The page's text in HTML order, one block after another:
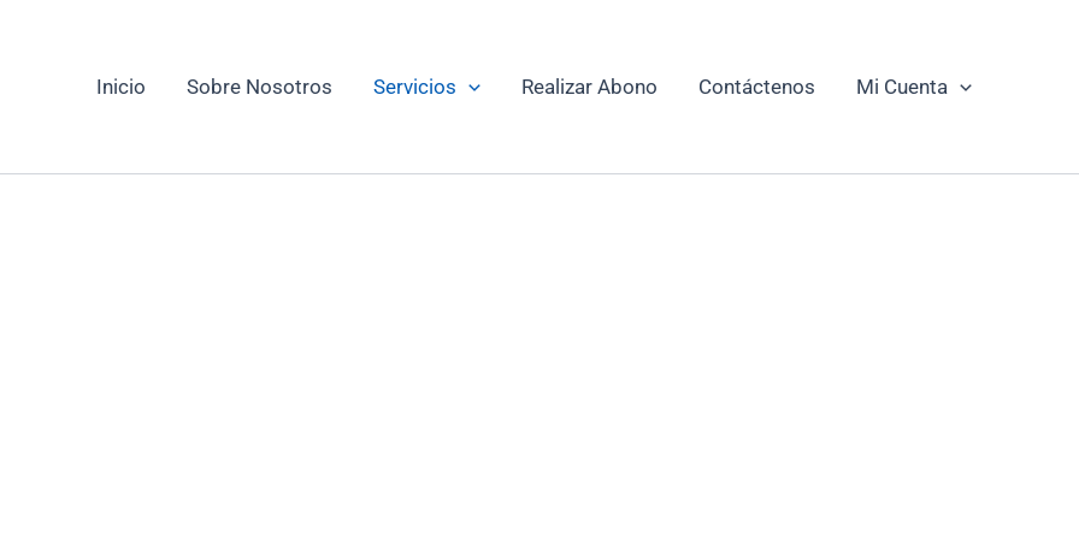
Inicio Sobre Nosotros Servicios Realizar Abono Contáctenos Mi Cuenta